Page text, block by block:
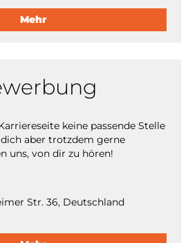
Mehr
keine passende Stelle
aber trotzdem gerne
uns, von dir zu hören!
Str. 36, Deutschland